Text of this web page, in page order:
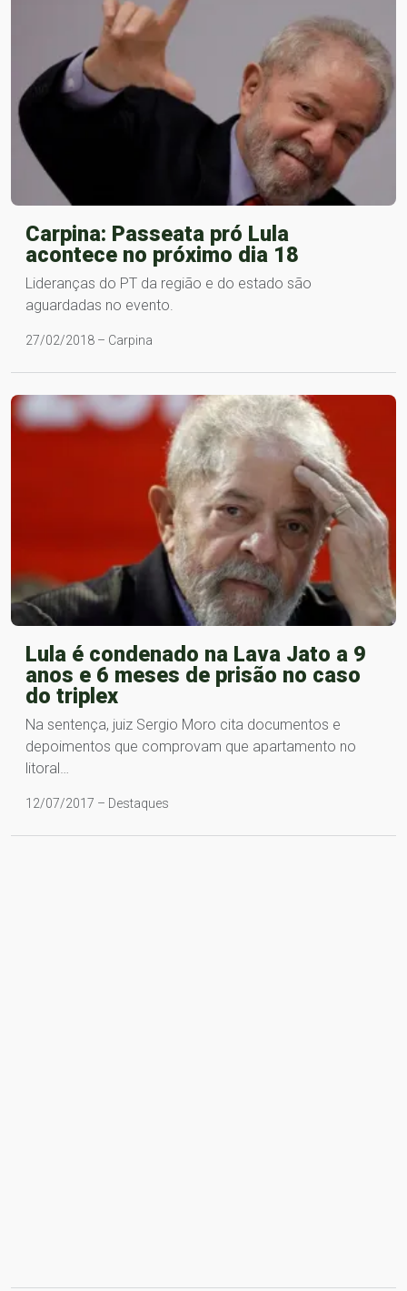
Carpina: Passeata pró Lula
acontece no próximo dia 18
Lideranças do PT da região e do estado são
aguardadas no evento.
27/02/2018 – Carpina
Lula é condenado na Lava Jato a 9
anos e 6 meses de prisão no caso
do triplex
Na sentença, juiz Sergio Moro cita documentos e
depoimentos que comprovam que apartamento no
litoral…
12/07/2017 – Destaques